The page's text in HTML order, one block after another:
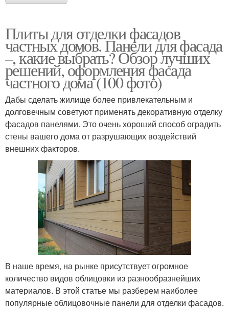
Плиты для отделки фасадов
частных домов. Панели для фасада
–, какие выбрать? Обзор лучших
решений, оформления фасада
частного дома (100 фото)
Дабы сделать жилище более привлекательным и
долговечным советуют применять декоративную отделку
фасадов панелями. Это очень хороший способ оградить
стены вашего дома от разрушающих воздействий
внешних факторов.
В наше время, на рынке присутствует огромное
количество видов облицовки из разнообразнейших
материалов. В этой статье мы разберем наиболее
популярные облицовочные панели для отделки фасадов.